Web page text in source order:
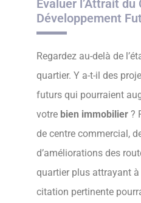
Évaluer l’Attrait
Développement
Regardez au-delà de
quartier. Y a-t-il des
futurs qui pourraient
votre bien immobilier ?
de centre commercial,
d’améliorations des
quartier plus attrayant à
citation pertinente